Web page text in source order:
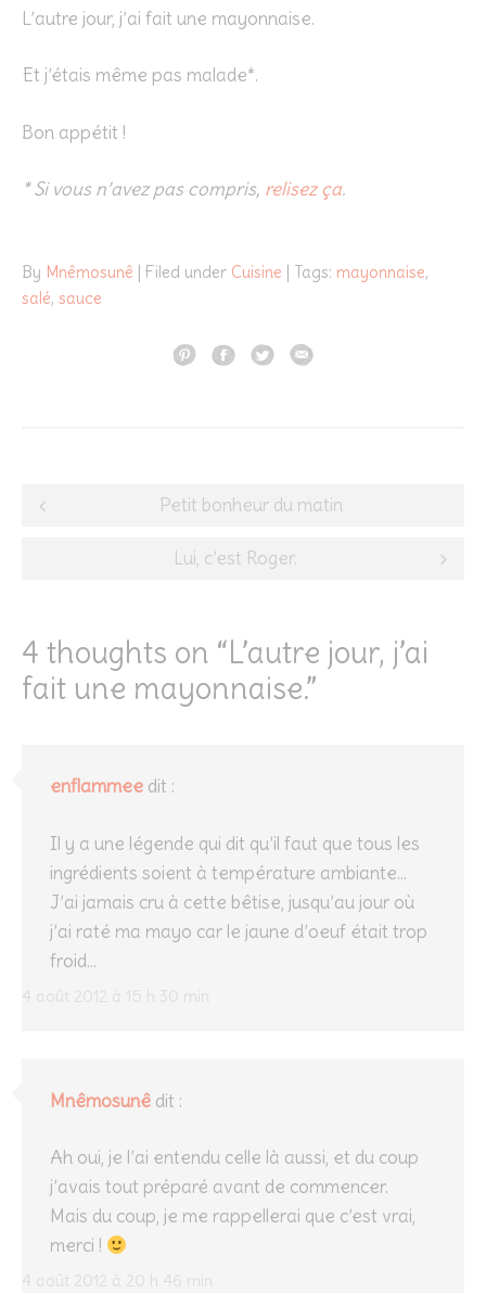
L’autre jour, j’ai fait une mayonnaise.
Et j’étais même pas malade*.
Bon appétit !
* Si vous n’avez pas compris, relisez ça.
By Mnêmosunê | Filed under Cuisine | Tags: mayonnaise,
salé, sauce
Post
navigation
Petit bonheur du matin
Lui, c’est Roger.
4 thoughts on “L’autre jour, j’ai
fait une mayonnaise.”
enflammee dit :
4 août 2012 à 15 h 30 min
Il y a une légende qui dit qu’il faut que tous les
ingrédients soient à température ambiante…
J’ai jamais cru à cette bêtise, jusqu’au jour où
j’ai raté ma mayo car le jaune d’oeuf était trop
froid…
Mnêmosunê dit :
4 août 2012 à 20 h 46 min
Ah oui, je l’ai entendu celle là aussi, et du coup
j’avais tout préparé avant de commencer.
Mais du coup, je me rappellerai que c’est vrai,
merci !